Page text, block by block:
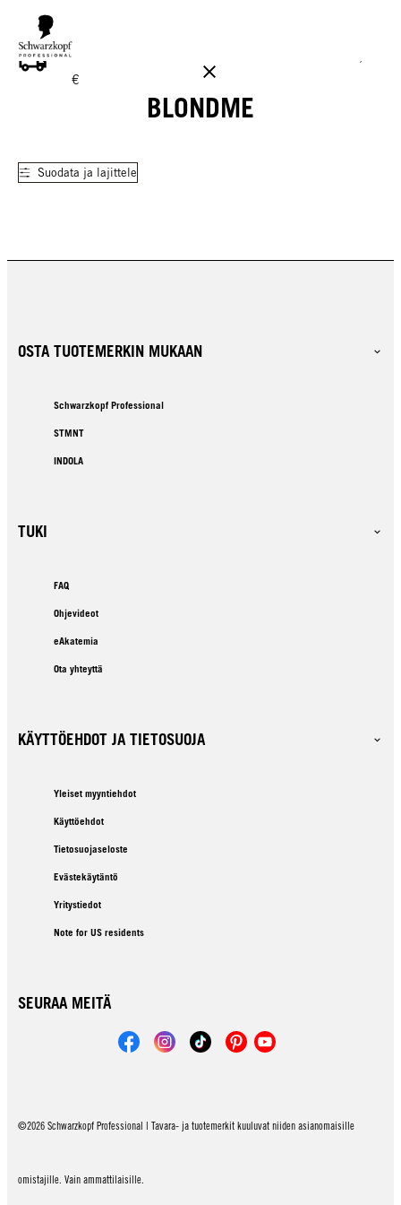
ILMAINEN TOIMITUS YLI 160 € TILAUKSIIN!
€
BLONDME
Suodata ja lajittele
OSTA TUOTEMERKIN MUKAAN
Schwarzkopf Professional
STMNT
INDOLA
TUKI
FAQ
Ohjevideot
eAkatemia
Ota yhteyttä
KÄYTTÖEHDOT JA TIETOSUOJA
Yleiset myyntiehdot
Käyttöehdot
Tietosuojaseloste
Evästekäytäntö
Yritystiedot
Note for US residents
SEURAA MEITÄ
©2026 Schwarzkopf Professional | Tavara- ja tuotemerkit kuuluvat niiden asianomaisille
omistajille. Vain ammattilaisille.